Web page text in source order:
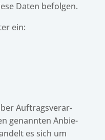
Daten befolgen.
ein:
Auftrags­ver­ar­
genann­ten Anbie­
es sich um